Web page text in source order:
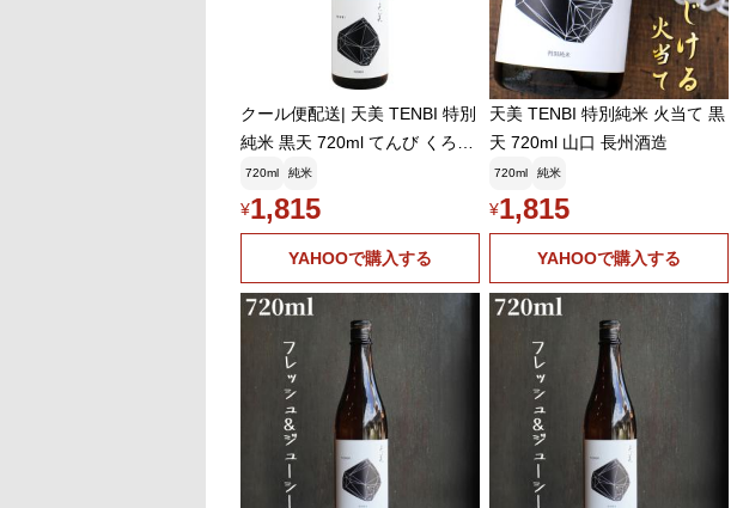
クール便配送| 天美 TENBI 特別
純米 黒天 720ml てんび くろて
ん 長州酒造 お中元ギフト
720ml 純米
¥1,815
YAHOOで購入する
天美 TENBI 特別純米 火当て 黒
天 720ml 山口 長州酒造
720ml 純米
¥1,815
YAHOOで購入する